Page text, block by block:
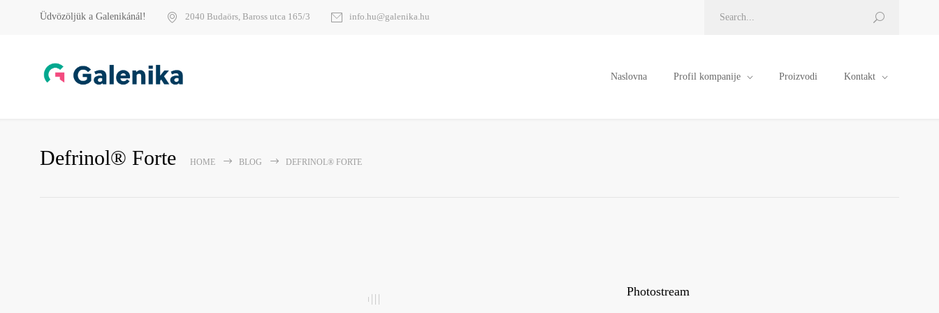
Üdvözöljük a Galenikánál! 2040 Budaörs, Baross utca 165/3 info.hu@galenika.hu
Naslovna Profil kompanije Proizvodi Kontakt
Defrinol® Forte HOME BLOG DEFRINOL® FORTE
Photostream